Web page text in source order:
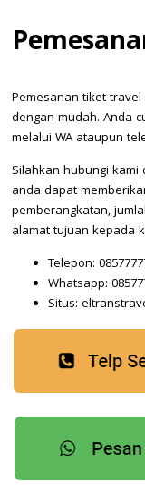
Pemesanan tiket
dengan mudah. Anda
melalui WA ataupun
Silahkan hubungi
anda dapat
pemberangkatan,
alamat tujuan kepada
Telepon:
Whatsapp:
Situs: